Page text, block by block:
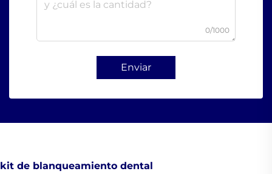
0/1000
Enviar
kit de blanqueamiento dental